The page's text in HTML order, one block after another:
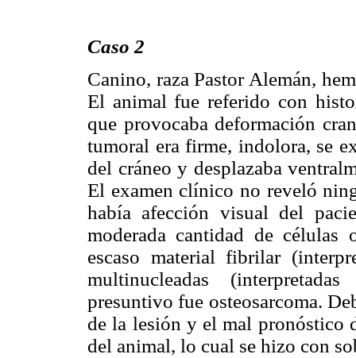
Caso 2
Canino, raza Pastor Alemán,
El animal fue referido con
que provocaba deformación
tumoral era firme, indolora, se
del cráneo y desplazaba
El examen clínico no reveló
había afección visual del
moderada cantidad de células
escaso material fibrilar
multinucleadas
presuntivo fue osteosarcoma.
de la lesión y el mal pronóstico
del animal, lo cual se hizo con